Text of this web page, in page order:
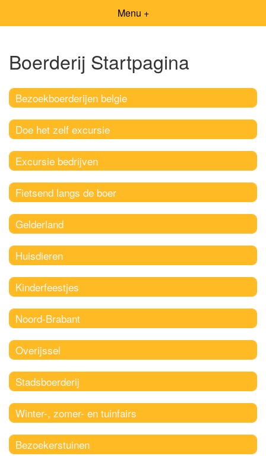
Menu +
Boerderij Startpagina
Bezoekboerderijen belgie
Doe het zelf excursie
Excursie bedrijven
Fietsend langs de boer
Gelderland
Huisdieren
Kinderfeestjes
Noord-Brabant
Overijssel
Stadsboerderij
Winter-, zomer- en tuinfairs
Bezoekerstuinen